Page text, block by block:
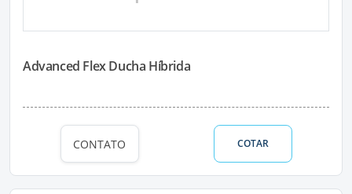
Advanced Flex Ducha Híbrida
CONTATO COTAR